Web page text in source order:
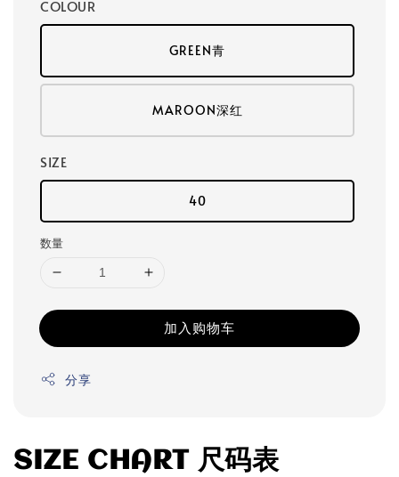
COLOUR
GREEN青
MAROON深红
SIZE
40
数量
加入购物车
分享
SIZE CHART 尺码表